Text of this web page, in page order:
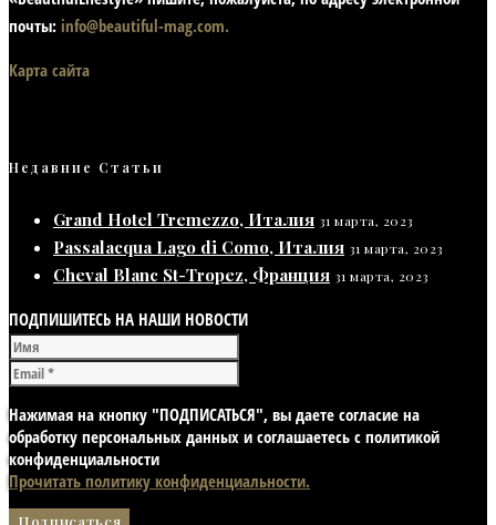
почты: info@beautiful-mag.com.
Карта сайта
Недавние Статьи
Grand Hotel Tremezzo, Италия 31 марта, 2023
Passalacqua Lago di Como, Италия 31 марта, 2023
Cheval Blanc St-Tropez, Франция 31 марта, 2023
ПОДПИШИТЕСЬ НА НАШИ НОВОСТИ
Нажимая на кнопку "ПОДПИСАТЬСЯ", вы даете согласие на
обработку персональных данных и соглашаетесь с политикой
конфиденциальности
Прочитать политику конфиденциальности.